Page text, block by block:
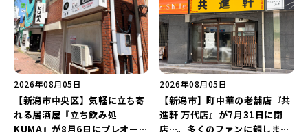
2026年08月05日
【新潟市中央区】気軽に立ち寄
れる居酒屋『立ち飲み処
KUMA』が8月6日にプレオープ
2026年08月05日
【新潟市】町中華の老舗店『共
進軒 万代店』が7月31日に閉
店…。多くのファンに親しまれ